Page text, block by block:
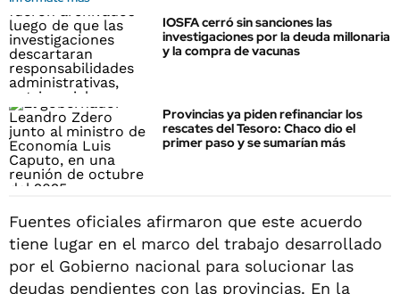
IOSFA cerró sin sanciones las
investigaciones por la deuda millonaria
y la compra de vacunas
Provincias ya piden refinanciar los
rescates del Tesoro: Chaco dio el
primer paso y se sumarían más
Fuentes oficiales afirmaron que este acuerdo
tiene lugar en el marco del trabajo desarrollado
por el Gobierno nacional para solucionar las
deudas pendientes con las provincias. En la